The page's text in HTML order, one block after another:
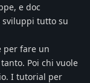
e doc
tutto su
per fare un
Poi chi vuole
I tutorial per